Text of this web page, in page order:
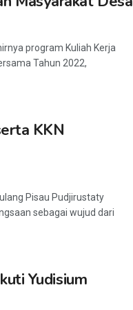
program Kuliah Kerja
Tahun 2022,
KKN
Pisau Pudjirustaty
sebagai wujud dari
Yudisium